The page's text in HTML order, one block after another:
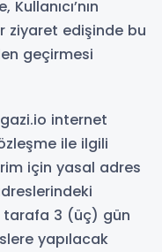
ziyaret edişinde bu
geçirmesi
gazi.io internet
ile ilgili
için yasal adres
tarafa 3 (üç) gün
yapılacak